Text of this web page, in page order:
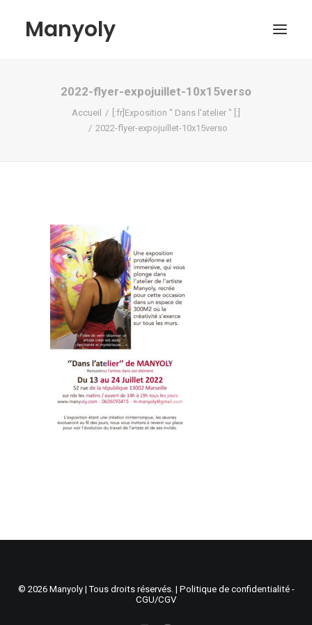
Manyoly
Tableaux
Mon compte
Recherche
Panier
2022-flyer-expojuillet-10x15verso
Accueil
[:fr]Exposition " Dans l'atelier " [:]
2022-flyer-expojuillet-10x15verso
© 2026 Manyoly | Tous droits réservés. | Politique de confidentialité -
CGU/CGV